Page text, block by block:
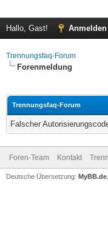
Hallo, Gast! Anmelden
Trennungsfaq-Forum
Forenmeldung
Trennungsfaq-Forum
Falscher
Foren-Team Kontakt
Deutsche Übersetzung: MyBB.de